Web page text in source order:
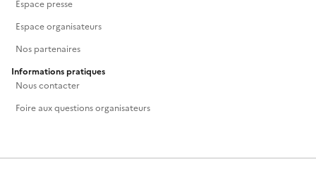
Espace presse
Espace organisateurs
Nos partenaires
Informations pratiques
Nous contacter
Foire aux questions organisateurs